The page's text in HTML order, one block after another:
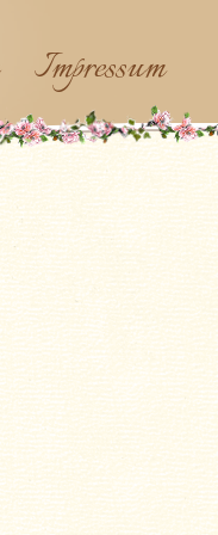
Impressum